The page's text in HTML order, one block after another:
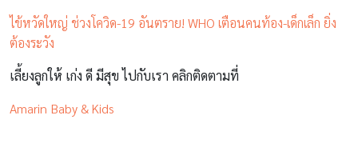
ไข้หวัดใหญ่ ช่วงโควิด-19 อันตราย! WHO เตือนคนท้อง-เด็กเล็ก ยิ่ง
ต้องระวัง
เลี้ยงลูกให้ เก่ง ดี มีสุข ไปกับเรา คลิกติดตามที่
Amarin Baby & Kids